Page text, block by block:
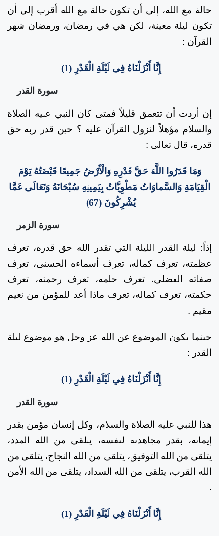
حالة مع الله، إلى أن تكون حالة مع الله أقرب إلى أن
تكون ليلة معينة، لكن هي في رمضان، ورمضان شهر
القرآن :
إِنَّا أَنْزَلْنَاهُ فِي لَيْلَةِ الْقَدْرِ (1)
سورة القدر
إن أردت أن تتعمق قليلاً فمتى كان النبي عليه الصلاة
والسلام مؤهلاً لنزول القرآن عليه ؟ حين قدر ربه حق
قدره، قال تعالى :
وَمَا قَدَرُوا اللَّهَ حَقَّ قَدْرِهِ وَالْأَرْضُ جَمِيعًا قَبْضَتُهُ يَوْمَ
الْقِيَامَةِ وَالسَّماوَاتُ مَطْوِيَّاتٌ بِيَمِينِهِ سُبْحَانَهُ وَتَعَالَى عَمَّا
يُشْرِكُونَ (67)
سورة الزمر
إذاً: ليلة القدر الليلة التي تقدر الله حق قدره، تعرف
عظمته، تعرف كماله، تعرف أسماءه الحسنى، تعرف
صفاته الفضلى، تعرف حلمه، تعرف رحمته، تعرف
حكمته، تعرف كماله، تعرف ماذا أعد للمؤمن من نعيم
مقيم .
حينما يكون الموضوع عن الله عز وجل هو موضوع ليلة
القدر :
إِنَّا أَنْزَلْنَاهُ فِي لَيْلَةِ الْقَدْرِ (1)
سورة القدر
هذا للنبي عليه الصلاة والسلام، وكل إنسان مؤمن بقدر
إيمانه، بقدر مجاهدته لنفسه، يتلقى من الله المدد،
يتلقى من الله التوفيق، يتلقى من الله النجاح، يتلقى من
الله القرب، يتلقى من الله السداد، يتلقى من الله الأمن
.
إِنَّا أَنْزَلْنَاهُ فِي لَيْلَةِ الْقَدْرِ (1)